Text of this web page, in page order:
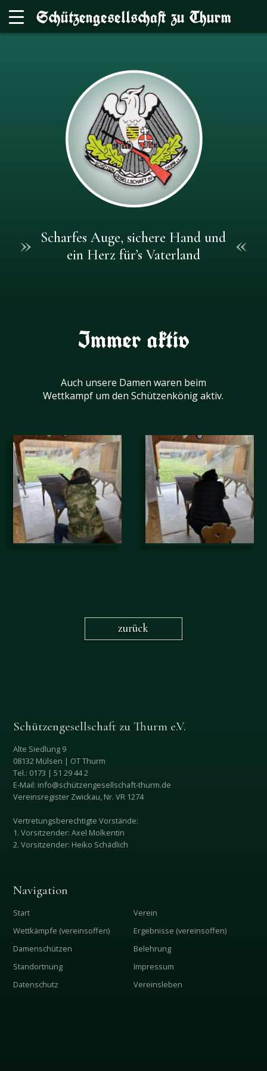
Schützengesellschaft zu Thurm
»
Scharfes Auge, sichere Hand und
ein Herz für’s Vaterland
«
Immer aktiv
Auch unsere Damen waren beim
Wettkampf um den Schützenkönig aktiv.
zurück
Schützengesellschaft zu Thurm e.V.
Alte Siedlung 9
08132 Mülsen | OT Thurm
Tel.: 0173 | 51 29 44 2
E-Mail: info@schützengesellschaft-thurm.de
Vereinsregister Zwickau, Nr. VR 1274
Vertretungsberechtigte Vorstände:
1. Vorsitzender: Axel Molkentin
2. Vorsitzender: Heiko Schädlich
Navigation
Start
Verein
Wettkämpfe (vereinsoffen)
Ergebnisse (vereinsoffen)
Damenschützen
Belehrung
Standortnung
Impressum
Datenschutz
Vereinsleben